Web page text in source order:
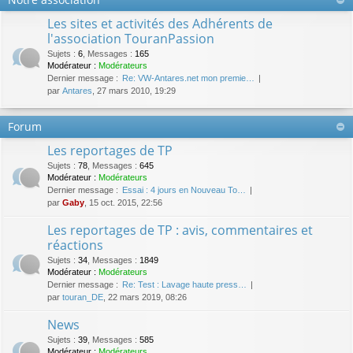
Les sites et activités des Adhérents de
l'association TouranPassion
Sujets : 6 Messages : 165
Modérateur : Modérateurs
Dernier message : Re: VW-Antares.net mon premie…
par Antares , 27 mars 2010, 19:29
Forum
Les reportages de TP
Sujets : 78 Messages : 645
Modérateur : Modérateurs
Dernier message : Essai : 4 jours en Nouveau To…
par Gaby , 15 oct. 2015, 22:56
Les reportages de TP : avis, commentaires et
réactions
Sujets : 34 Messages : 1849
Modérateur : Modérateurs
Dernier message : Re: Test : Lavage haute press…
par touran_DE , 22 mars 2019, 08:26
News
Sujets : 39 Messages : 585